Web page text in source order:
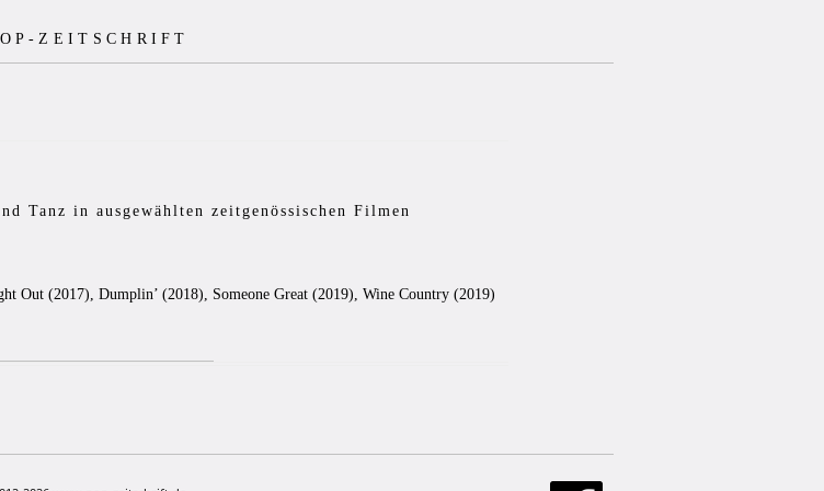
ZEITSCHRIFT
Tanz in ausgewählten zeitgenössischen Filmen
Out (2017), Dumplin’ (2018), Someone Great (2019), Wine Country (2019)